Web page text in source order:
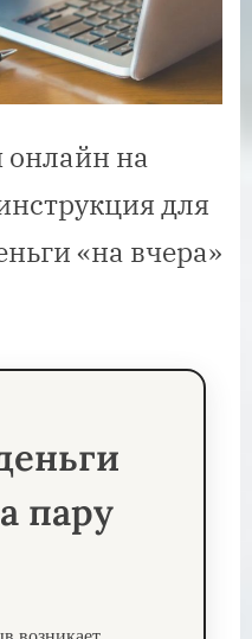
онлайн на
для
«на вчера»
пару